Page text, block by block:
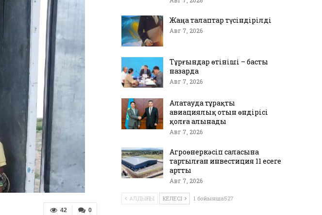
0
42
Жаңа талаптар түсіндірілді
Авг 7, 2026
Тұрғындар өтініші – басты
назарда
Авг 7, 2026
Алатауда тұрақты
авиациялық отын өндірісі
қолға алынады
Авг 7, 2026
Агроөнеркәсіп саласына
тартылған инвестиция 11 есеге
артты
Авг 7, 2026
АЛДЫҢҒЫ КЕЛЕСІ 1 бойынша527